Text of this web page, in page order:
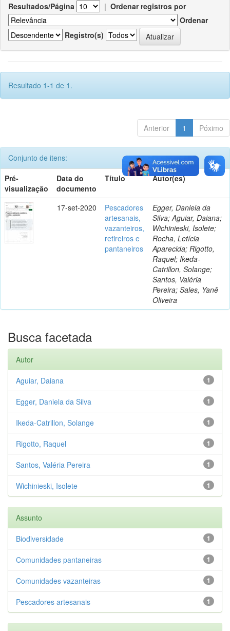
Resultados/Página | Ordenar registros por
Ordenar
Registro(s)
Resultado 1-1 de 1.
Anterior 1 Póximo
Conjunto de itens:
Pré-
visualização
Data do
documento
Título Autor(es)
17-set-2020
Pescadores
artesanais,
vazanteiros,
retireiros e
pantaneiros
Egger, Daniela da
Silva; Aguiar, Daiana;
Wichinieski, Isolete;
Rocha, Letícia
Aparecida; Rigotto,
Raquel; Ikeda-
Catrillon, Solange;
Santos, Valéria
Pereira; Sales, Yanê
Oliveira
Busca facetada
Autor
1
Aguiar, Daiana
1
Egger, Daniela da Silva
1
Ikeda-Catrillon, Solange
1
Rigotto, Raquel
1
Santos, Valéria Pereira
1
Wichinieski, Isolete
Assunto
1
Biodiversidade
1
Comunidades pantaneiras
1
Comunidades vazanteiras
1
Pescadores artesanais